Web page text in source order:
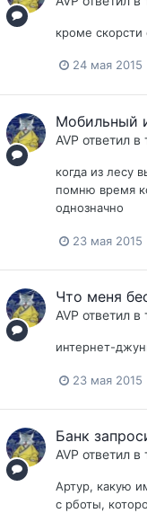
кроме
24 мая 2015
Мобильный
AVP ответил в
когда из лесу
помню время
однозначно
23 мая 2015
Что меня
AVP ответил в
интернет-
23 мая 2015
Банк
AVP ответил в
Артур, какую
с рботы,